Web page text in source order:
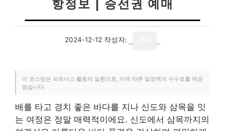
항정보 | 승선권 예매
2024-12-12 작성자:
이 포스팅은 파트너스 활동의 일환으로, 이에 따른 일정액의 수수료를 제공
받습니다.
배를 타고 경치 좋은 바다를 지나 신도와 삼목을 잇
는 여정은 정말 매력적이에요. 신도에서 삼목까지의